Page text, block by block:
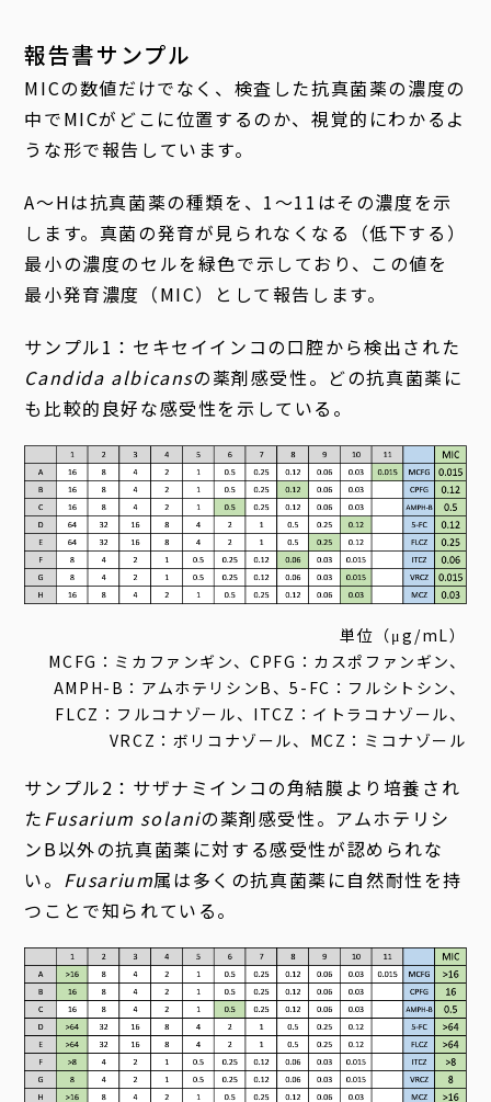
報告書サンプル
MICの数値だけでなく、検査した抗真菌薬の濃度の
中でMICがどこに位置するのか、視覚的にわかるよ
うな形で報告しています。
A～Hは抗真菌薬の種類を、1～11はその濃度を示
します。真菌の発育が見られなくなる（低下する）
最小の濃度のセルを緑色で示しており、この値を
最小発育濃度（MIC）として報告します。
サンプル1：セキセイインコの口腔から検出された
Candida albicansの薬剤感受性。どの抗真菌薬に
も比較的良好な感受性を示している。
単位（μg/mL）
MCFG：ミカファンギン、CPFG：カスポファンギン、
AMPH-B：アムホテリシンB、5-FC：フルシトシン、
FLCZ：フルコナゾール、ITCZ：イトラコナゾール、
VRCZ：ボリコナゾール、MCZ：ミコナゾール
サンプル2：サザナミインコの角結膜より培養され
たFusarium solaniの薬剤感受性。アムホテリシ
ンB以外の抗真菌薬に対する感受性が認められな
い。 Fusarium属は多くの抗真菌薬に自然耐性を持
つことで知られている。